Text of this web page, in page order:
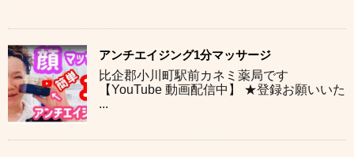
アンチエイジング1分マッサージ
比企郡小川町駅前カネミ薬局です
【YouTube 動画配信中】 ★登録お願いいた
...